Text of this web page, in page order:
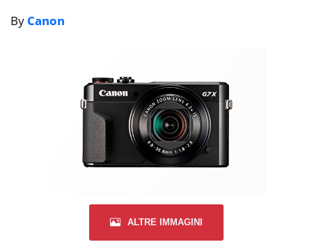
By Canon
ALTRE IMMAGINI